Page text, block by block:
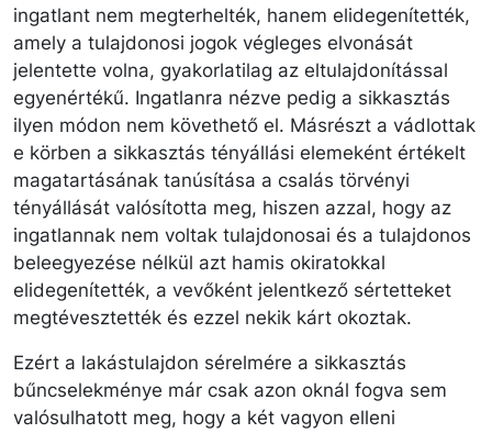
ingatlant nem megterhelték, hanem elidegenítették,
amely a tulajdonosi jogok végleges elvonását
jelentette volna, gyakorlatilag az eltulajdonítással
egyenértékű. Ingatlanra nézve pedig a sikkasztás
ilyen módon nem követhető el. Másrészt a vádlottak
e körben a sikkasztás tényállási elemeként értékelt
magatartásának tanúsítása a csalás törvényi
tényállását valósította meg, hiszen azzal, hogy az
ingatlannak nem voltak tulajdonosai és a tulajdonos
beleegyezése nélkül azt hamis okiratokkal
elidegenítették, a vevőként jelentkező sértetteket
megtévesztették és ezzel nekik kárt okoztak.
Ezért a lakástulajdon sérelmére a sikkasztás
bűncselekménye már csak azon oknál fogva sem
valósulhatott meg, hogy a két vagyon elleni